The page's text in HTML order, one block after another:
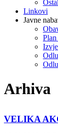
Linkovi
Javne
Arhiva
VELIKA